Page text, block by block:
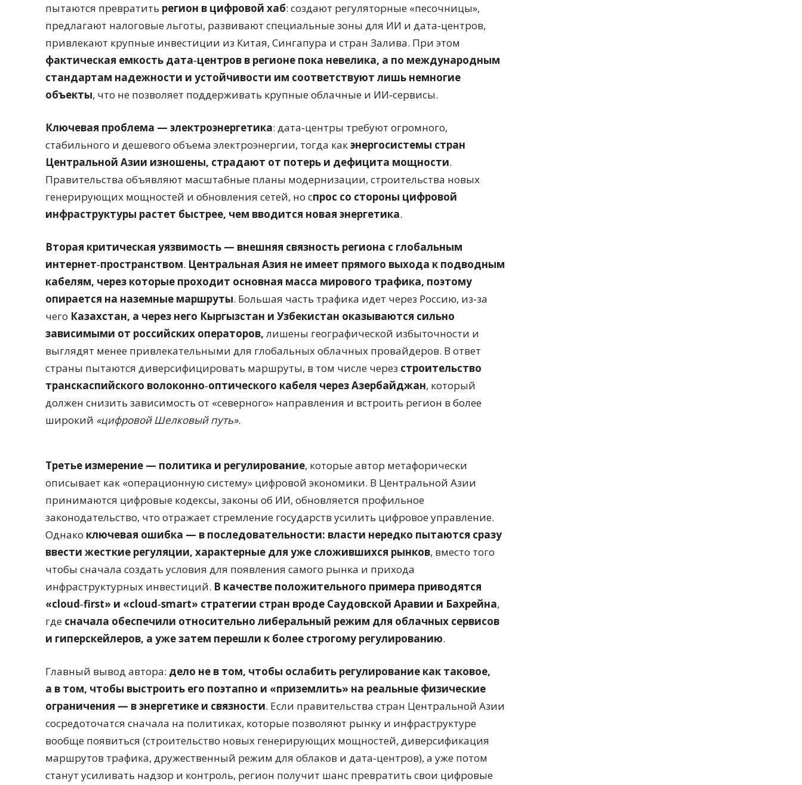
пытаются превратить регион в цифровой хаб: создают регуляторные «песочницы»,
предлагают налоговые льготы, развивают специальные зоны для ИИ и дата‑центров,
привлекают крупные инвестиции из Китая, Сингапура и стран Залива. При этом
фактическая емкость дата‑центров в регионе пока невелика, а по международным
стандартам надежности и устойчивости им соответствуют лишь немногие
объекты, что не позволяет поддерживать крупные облачные и ИИ‑сервисы.
Ключевая проблема — электроэнергетика: дата‑центры требуют огромного,
стабильного и дешевого объема электроэнергии, тогда какэнергосистемы стран
Центральной Азии изношены, страдают от потерь и дефицита мощности.
Правительства объявляют масштабные планы модернизации, строительства новых
генерирующих мощностей и обновления сетей, но спрос со стороны цифровой
инфраструктуры растет быстрее, чем вводится новая энергетика.
Вторая критическая уязвимость — внешняя связность региона с глобальным
интернет‑пространством. Центральная Азия не имеет прямого выхода к подводным
кабелям, через которые проходит основная масса мирового трафика, поэтому
опирается на наземные маршруты. Большая часть трафика идет через Россию, из‑за
чего Казахстан, а через него Кыргызстан и Узбекистан оказываются сильно
зависимыми от российских операторов, лишены географической избыточности и
выглядят менее привлекательными для глобальных облачных провайдеров. В ответ
страны пытаются диверсифицировать маршруты, в том числе через строительство
транскаспийского волоконно‑оптического кабеля через Азербайджан, который
должен снизить зависимость от «северного» направления и встроить регион в более
широкий «цифровой Шелковый путь».
Третье измерение — политика и регулирование, которые автор метафорически
описывает как «операционную систему» цифровой экономики. В Центральной Азии
принимаются цифровые кодексы, законы об ИИ, обновляется профильное
законодательство, что отражает стремление государств усилить цифровое управление.
Однако ключевая ошибка — в последовательности: власти нередко пытаются сразу
ввести жесткие регуляции, характерные для уже сложившихся рынков, вместо того
чтобы сначала создать условия для появления самого рынка и прихода
инфраструктурных инвестиций. В качестве положительного примера приводятся
«cloud‑first» и «cloud‑smart» стратегии стран вроде Саудовской Аравии и Бахрейна,
где сначала обеспечили относительно либеральный режим для облачных сервисов
и гиперскейлеров, а уже затем перешли к более строгому регулированию.
Главный вывод автора: дело не в том, чтобы ослабить регулирование как таковое,
а в том, чтобы выстроить его поэтапно и «приземлить» на реальные физические
ограничения — в энергетике и связности. Если правительства стран Центральной Азии
сосредоточатся сначала на политиках, которые позволяют рынку и инфраструктуре
вообще появиться (строительство новых генерирующих мощностей, диверсификация
маршрутов трафика, дружественный режим для облаков и дата‑центров), а уже потом
станут усиливать надзор и контроль, регион получит шанс превратить свои цифровые